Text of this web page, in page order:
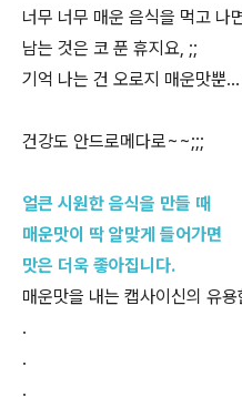
너무 너무 매운 음식을 먹고 나
남는 것은 코 푼 휴지요, ;;
기억 나는 건 오로지 매운맛뿐
건강도 안드로메다로~~;;;
얼큰 시원한 음식을 만들 때
매운맛이 딱 알맞게 들어가면
맛은 더욱 좋아집니다.
매운맛을 내는 캡사이신의 유
.
.
.